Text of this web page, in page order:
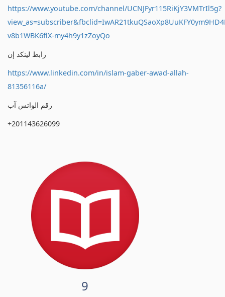
https://www.youtube.com/channel/UCNJFyr115RiKjY3VMTrIl5g?
v8b1WBK6flX-my4h9y1zZoyQo
رابط لينكد إن
https://www.linkedin.com/in/islam-gaber-awad-allah-
81356116a/
رقم الواتس آب
+201143626099
9